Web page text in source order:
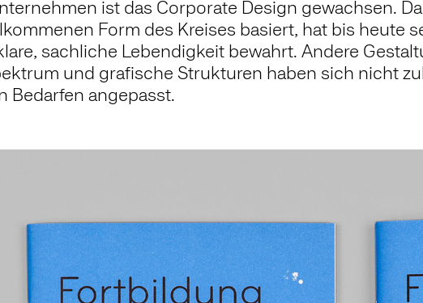
ist das Corporate Design gewachsen.
Form des Kreises basiert, hat bis heute
sachliche Lebendigkeit bewahrt. Andere
und grafische Strukturen haben sich nicht
Bedarfen angepasst.